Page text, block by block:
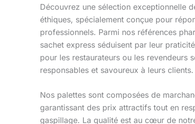
Découvrez une sélection exceptionnelle
éthiques, spécialement conçue pour
professionnels. Parmi nos références
sachet express séduisent par leur
pour les restaurateurs ou les revendeurs
responsables et savoureux à leurs clients.
Nos palettes sont composées de
garantissant des prix attractifs tout en
gaspillage. La qualité est au cœur de